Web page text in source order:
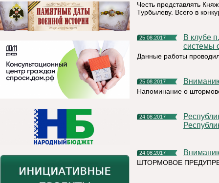
Честь представлять
Турбылеву. Всего в
25.08.2017
В клубе п. Тракт Княжпогостского района завершился ремонт
системы
Данные работы
25.08.2017
Напоминание о
24.08.2017
Республиканский конкурс инновационных проектов
24.08.2017
ШТОРМОВОЕ